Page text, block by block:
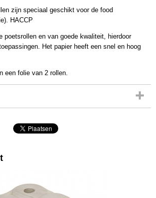
zijn speciaal geschikt voor de food
HACCP
poetsrollen en van goede kwaliteit, hierdoor
Het papier heeft een snel en hoog
een folie van 2 rollen.